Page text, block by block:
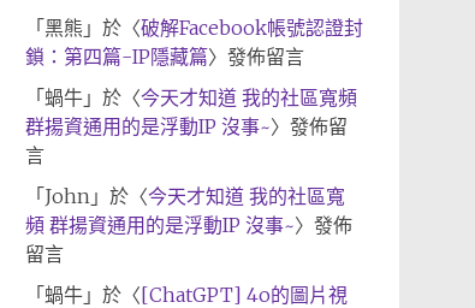
「 黑熊 」於〈破解Facebook帳號認證封
鎖：第四篇-IP隱藏篇〉發佈留言
「 蝸牛」於〈今天才知道 我的社區寬頻
群揚資通用的是浮動IP 沒事~〉發佈留
言
「 John」於〈今天才知道 我的社區寬
頻 群揚資通用的是浮動IP 沒事~〉發佈
留言
「 蝸牛」於〈[ChatGPT] 4o的圖片視